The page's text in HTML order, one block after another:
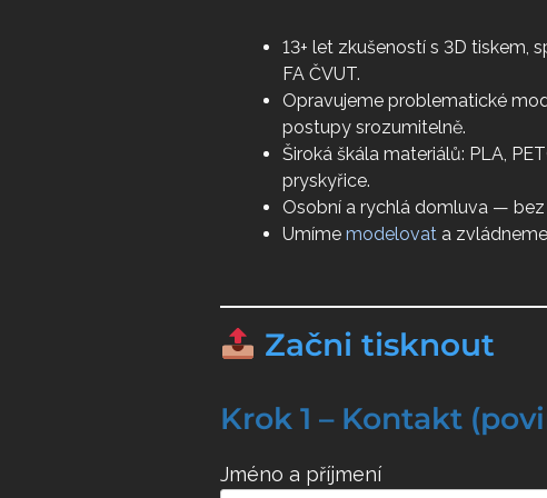
13+ let zkušeností s 3D tiskem,
FA ČVUT.
Opravujeme problematické
postupy srozumitelně.
Široká škála materiálů: PLA,
pryskyřice.
Osobní a rychlá domluva —
Umíme modelovat a
Začni tisknout
Krok 1 – Kontakt
Jméno a příjmení